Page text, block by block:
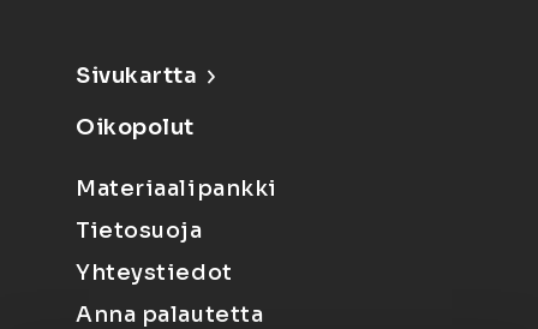
Sivukartta
Oikopolut
Materiaalipankki
Tietosuoja
Yhteystiedot
Anna palautetta